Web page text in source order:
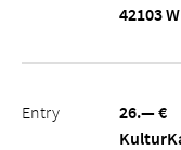
42103
Entry
26.— €